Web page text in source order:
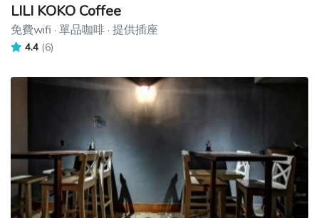
LILI KOKO Coffee
免費wifi · 單品咖啡 · 提供插座
4.4 (6)